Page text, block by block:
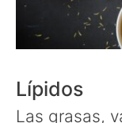
Lípidos
Las grasas,